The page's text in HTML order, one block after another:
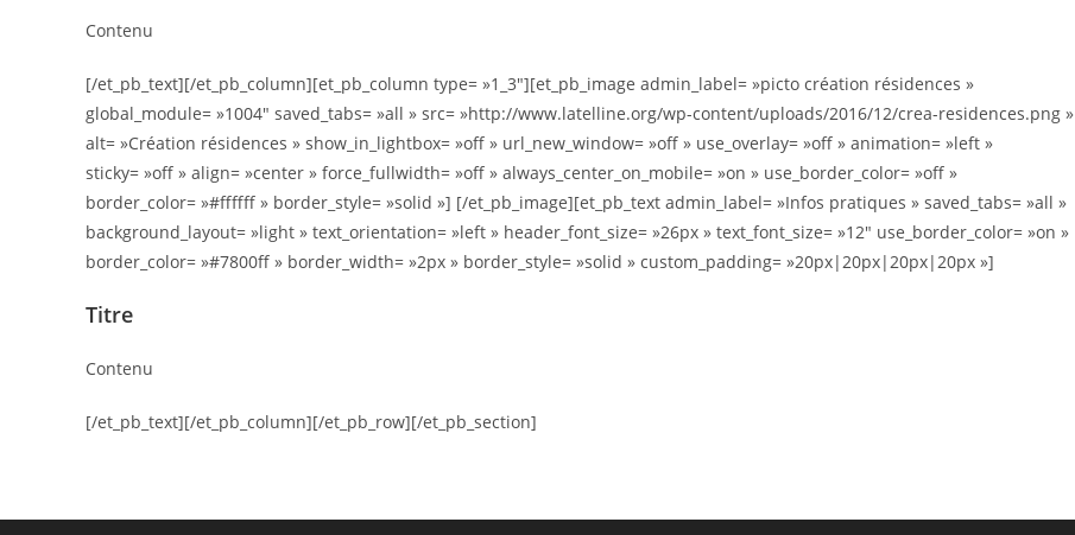
Contenu
[/et_pb_text][/et_pb_column][et_pb_column type= »1_3″][et_pb_image admin_label= »picto création résidences »
global_module= »1004″ saved_tabs= »all » src= »http://www.latelline.org/wp-content/uploads/2016/12/crea-residences.png »
alt= »Création résidences » show_in_lightbox= »off » url_new_window= »off » use_overlay= »off » animation= »left »
sticky= »off » align= »center » force_fullwidth= »off » always_center_on_mobile= »on » use_border_color= »off »
border_color= »#ffffff » border_style= »solid »] [/et_pb_image][et_pb_text admin_label= »Infos pratiques » saved_tabs= »all »
background_layout= »light » text_orientation= »left » header_font_size= »26px » text_font_size= »12″ use_border_color= »on »
border_color= »#7800ff » border_width= »2px » border_style= »solid » custom_padding= »20px|20px|20px|20px »]
Titre
Contenu
[/et_pb_text][/et_pb_column][/et_pb_row][/et_pb_section]